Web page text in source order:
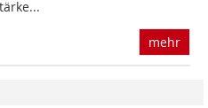
mehr